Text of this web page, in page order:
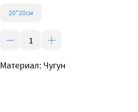
20*20см
Материал: Чугун